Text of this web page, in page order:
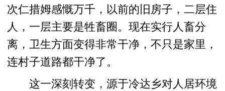
次仁措姆感慨万千，以前的旧房子，二层住
人，一层主要是牲畜圈。现在实行人畜分
离，卫生方面变得非常干净，不只是家里，
连村子道路都干净了。
这一深刻转变，源于冷达乡对人居环境